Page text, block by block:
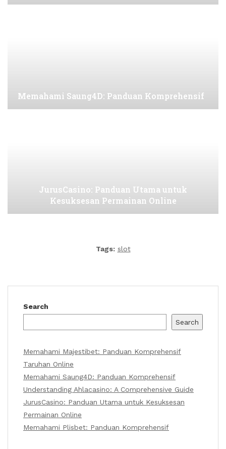
Memahami Saung4D: Panduan Komprehensif
JurusCasino: Panduan Utama untuk
Kesuksesan Permainan Online
Tags: slot
Search
Search
Memahami Majestibet: Panduan Komprehensif
Taruhan Online
Memahami Saung4D: Panduan Komprehensif
Understanding Ahlacasino: A Comprehensive Guide
JurusCasino: Panduan Utama untuk Kesuksesan
Permainan Online
Memahami Plisbet: Panduan Komprehensif